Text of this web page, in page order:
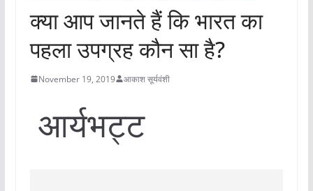
क्या आप जानते हैं कि भारत का
पहला उपग्रह कौन सा है?
November 19, 2019 आकाश सूर्यवंशी
आर्यभट्ट